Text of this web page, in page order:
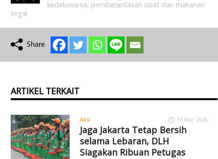
kedaluwarsa, pemberantasan obat dan makanan
ilegal
ARTIKEL TERKAIT
Aksi 16 Mar 2026
Jaga Jakarta Tetap Bersih
selama Lebaran, DLH
Siagakan Ribuan Petugas